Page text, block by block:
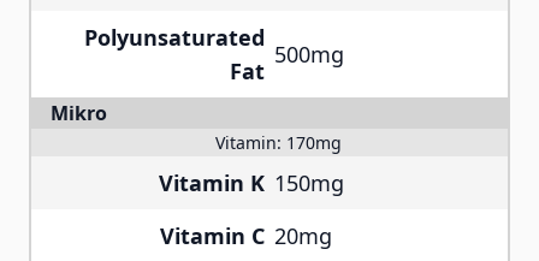
Polyunsaturated
Fat
500mg
Mikro
Vitamin: 170mg
Vitamin K 150mg
Vitamin C 20mg